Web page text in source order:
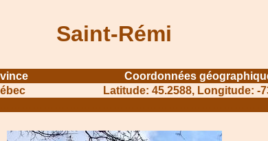
Saint-Rémi
Coordonnées
Latitude: 45.2588, Longitude: -